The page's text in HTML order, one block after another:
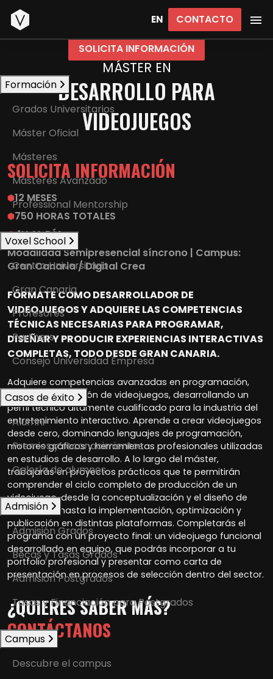
EN CONTACTO
Inicio
SOLICITA INFORMACIÓN
Formación
Grados Universitarios
Máster Oficial
Másteres
Másteres Avanzado
Professional Mentorship
Voxel School
Centro Universitario
Gran Canaria
Profesores
Partners
Consejo Universidad Empresa
Casos de éxito
Alumni
Premios y reconocimientos
Galería de alumnos
Admisión
Admisión Grados
Becas y Tasas Grados
Admisión Postgrados
Tasas y Financiación para Postgrados
Campus
Descubre el campus
MÁSTER EN
DESARROLLO PARA
VIDEOJUEGOS
SOLICITA INFORMACIÓN
12 MESES
750 HORAS TOTALES
4H AL DÍA
Modalidad Semipresencial síncrono | Campus:
Gran Canaria / Digital Crea
FÓRMATE COMO DESARROLLADOR DE
VIDEOJUEGOS Y ADQUIERE LAS COMPETENCIAS
TÉCNICAS NECESARIAS PARA PROGRAMAR,
DISEÑAR Y PRODUCIR EXPERIENCIAS INTERACTIVAS
COMPLETAS, TODO DESDE GRAN CANARIA.
Adquiere competencias avanzadas en programación,
diseño y producción de videojuegos, desarrollando un
perfil técnico altamente cualificado para la industria del
entretenimiento interactivo. Aprende a crear videojuegos
desde cero, dominando lenguajes de programación,
motores gráficos y herramientas profesionales utilizadas
en estudios de desarrollo. A lo largo del máster,
trabajarás en proyectos prácticos que te permitirán
comprender el ciclo completo de producción de un
videojuego, desde la conceptualización y el diseño de
mecánicas hasta la implementación, optimización y
publicación en distintas plataformas. Completarás el
programa con un proyecto final: un videojuego funcional
desarrollado en equipo, que podrás incorporar a tu
portfolio profesional y presentar como carta de
presentación en procesos de selección dentro del sector.
¿QUIERES SABER MÁS?
CONTÁCTANOS